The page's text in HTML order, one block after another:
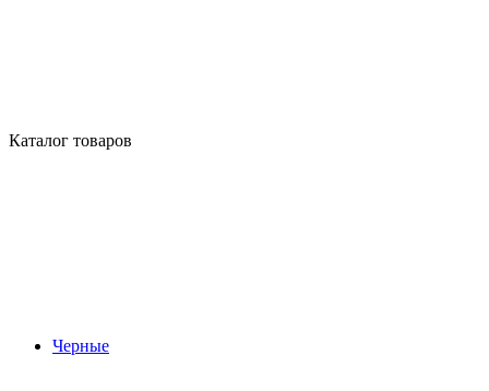
Каталог товаров
Черные